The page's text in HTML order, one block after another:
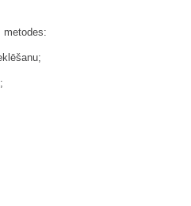
metodes: